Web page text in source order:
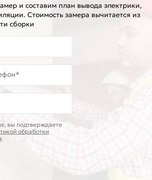
и составим план вывода электрики,
Стоимость замера вычитается из
сборки
вы подтверждаете
обработки